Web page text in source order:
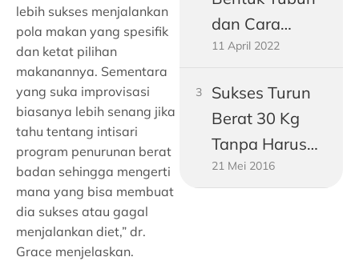
lebih sukses menjalankan
pola makan yang spesifik
dan ketat pilihan
makanannya. Sementara
yang suka improvisasi
biasanya lebih senang jika
tahu tentang intisari
program penurunan berat
badan sehingga mengerti
mana yang bisa membuat
dia sukses atau gagal
menjalankan diet,” dr.
Grace menjelaskan.
Buncit
dan Cara
Mengukurnya!
11 April 2022
Sukses Turun
Berat 30 Kg
Tanpa Harus
Jadi Vegetarian
21 Mei 2016